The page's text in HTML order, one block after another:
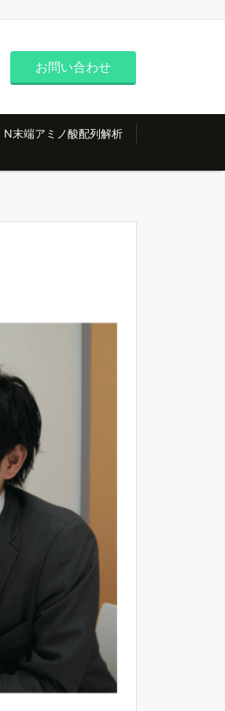
お問い合わせ
N末端アミノ酸配列解析